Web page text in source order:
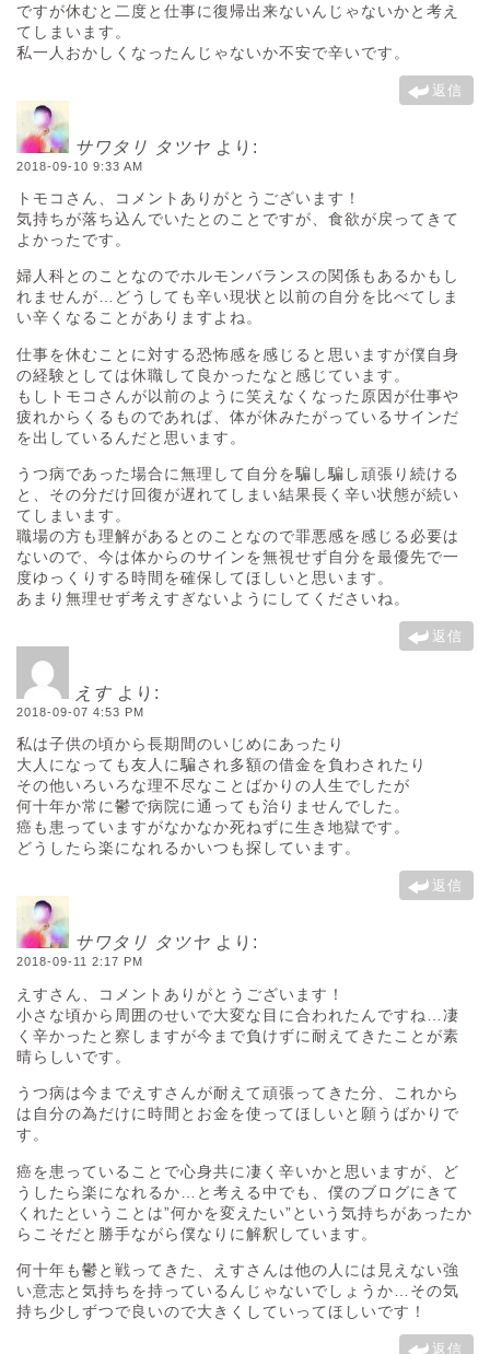
ですが休むと二度と仕事に復帰出来ないんじゃないかと考え
てしまいます。
私一人おかしくなったんじゃないか不安で辛いです。
返信
サワタリ タツヤ より:
2018-09-10 9:33 AM
トモコさん、コメントありがとうございます！
気持ちが落ち込んでいたとのことですが、食欲が戻ってきて
よかったです。
婦人科とのことなのでホルモンバランスの関係もあるかもし
れませんが…どうしても辛い現状と以前の自分を比べてしま
い辛くなることがありますよね。
仕事を休むことに対する恐怖感を感じると思いますが僕自身
の経験としては休職して良かったなと感じています。
もしトモコさんが以前のように笑えなくなった原因が仕事や
疲れからくるものであれば、体が休みたがっているサインだ
を出しているんだと思います。
うつ病であった場合に無理して自分を騙し騙し頑張り続ける
と、その分だけ回復が遅れてしまい結果長く辛い状態が続い
てしまいます。
職場の方も理解があるとのことなので罪悪感を感じる必要は
ないので、今は体からのサインを無視せず自分を最優先で一
度ゆっくりする時間を確保してほしいと思います。
あまり無理せず考えすぎないようにしてくださいね。
返信
えす より:
2018-09-07 4:53 PM
私は子供の頃から長期間のいじめにあったり
大人になっても友人に騙され多額の借金を負わされたり
その他いろいろな理不尽なことばかりの人生でしたが
何十年か常に鬱で病院に通っても治りませんでした。
癌も患っていますがなかなか死ねずに生き地獄です。
どうしたら楽になれるかいつも探しています。
返信
サワタリ タツヤ より:
2018-09-11 2:17 PM
えすさん、コメントありがとうございます！
小さな頃から周囲のせいで大変な目に合われたんですね…凄
く辛かったと察しますが今まで負けずに耐えてきたことが素
晴らしいです。
うつ病は今までえすさんが耐えて頑張ってきた分、これから
は自分の為だけに時間とお金を使ってほしいと願うばかりで
す。
癌を患っていることで心身共に凄く辛いかと思いますが、ど
うしたら楽になれるか…と考える中でも、僕のブログにきて
くれたということは”何かを変えたい”という気持ちがあったか
らこそだと勝手ながら僕なりに解釈しています。
何十年も鬱と戦ってきた、えすさんは他の人には見えない強
い意志と気持ちを持っているんじゃないでしょうか…その気
持ち少しずつで良いので大きくしていってほしいです！
返信